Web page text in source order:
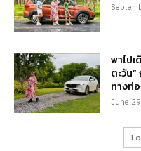
พาไป
ตะวัน
ทางท่
June